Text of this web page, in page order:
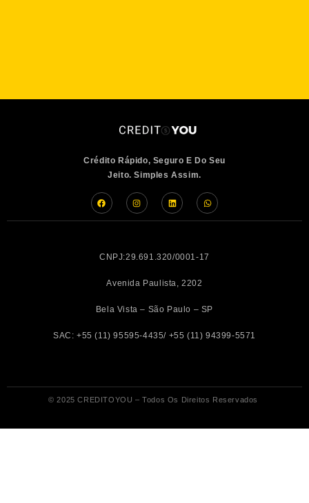
Crédito Rápido, Seguro E Do Seu
Jeito. Simples Assim.
CNPJ:29.691.320/0001-17
Avenida Paulista, 2202
Bela Vista – São Paulo – SP
SAC: +55 (11) 95595-4435/ +55 (11) 94399-5571
© 2025 CREDITOYOU – Todos Os Direitos Reservados